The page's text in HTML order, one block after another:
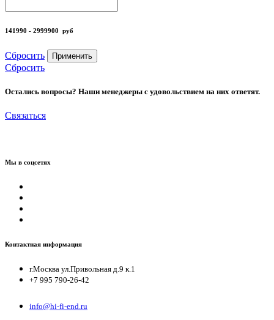
141990 - 2999900 руб
Сбросить Применить
Сбросить
Остались вопросы? Наши менеджеры с удовольствием на них ответят.
Связаться
Мы в соцсетях
Контактная информация
г.Москва ул.Привольная д.9 к.1
+7 995 790-26-42
info@hi-fi-end.ru